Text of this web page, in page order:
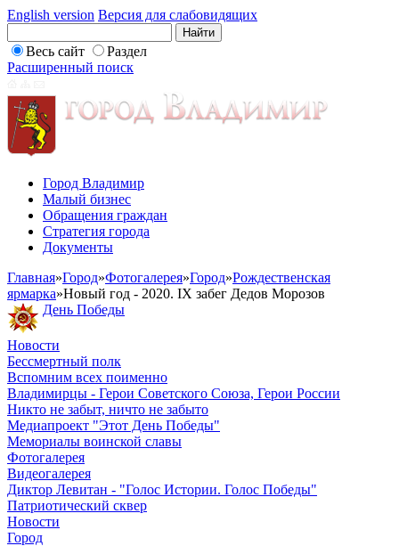
English version Версия для слабовидящих
Весь сайт
Раздел
Расширенный поиск
Город Владимир
Малый бизнес
Обращения граждан
Стратегия города
Документы
Главная»Город»Фотогалерея»Город»Рождественская
ярмарка»Новый год - 2020. IX забег Дедов Морозов
День Победы
Новости
Бессмертный полк
Вспомним всех поименно
Владимирцы - Герои Советского Союза, Герои России
Никто не забыт, ничто не забыто
Медиапроект "Этот День Победы"
Мемориалы воинской славы
Фотогалерея
Видеогалерея
Диктор Левитан - "Голос Истории. Голос Победы"
Патриотический сквер
Новости
Город